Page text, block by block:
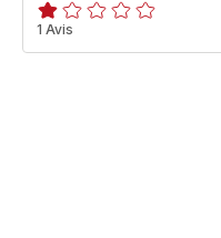
Avis
1
1 Avis